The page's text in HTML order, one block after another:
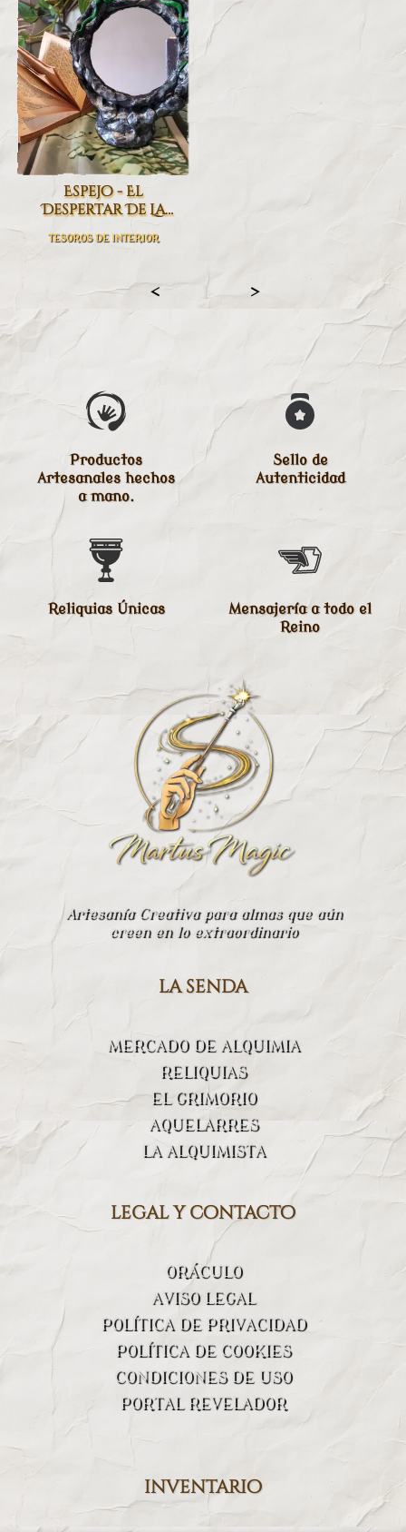
Espejo - El
Despertar De La
TESOROS DE INTERIOR
< 1 >
Productos
Artesanales hechos
a mano.
Sello de
Autenticidad
Reliquias Únicas
Mensajería a todo el
Reino
Artesanía Creativa para almas que aún
creen en lo extraordinario
la senda
MERCADO DE ALQUIMIA
RELIQUIAS
EL GRIMORIO
AQUELARRES
LA ALQUIMISTA
legal y contacto
ORÁCULO
AVISO LEGAL
POLÍTICA DE PRIVACIDAD
POLÍTICA DE COOKIES
CONDICIONES DE USO
PORTAL REVELADOR
inventario